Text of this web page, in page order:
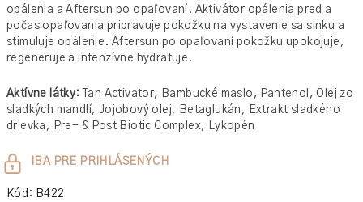
opálenia a Aftersun po opaľovaní. Aktivátor opálenia pred a
počas opaľovania pripravuje pokožku na vystavenie sa slnku a
stimuluje opálenie. Aftersun po opaľovaní pokožku upokojuje,
regeneruje a intenzívne hydratuje.
Aktívne látky:
Tan Activator, Bambucké maslo, Pantenol, Olej zo
sladkých mandlí, Jojobový olej, Betaglukán, Extrakt sladkého
drievka, Pre- & Post Biotic Complex, Lykopén
Jednotková
cena:
IBA PRE PRIHLÁSENÝCH
Kód: B422